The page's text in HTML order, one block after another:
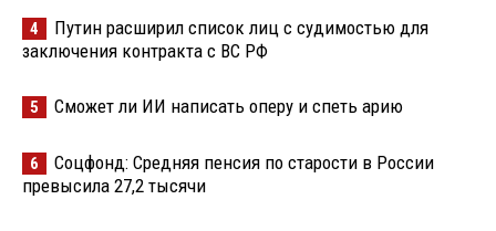
4
Путин расширил список лиц с судимостью для
заключения контракта с ВС РФ
5 Сможет ли ИИ написать оперу и спеть арию
6
Соцфонд: Средняя пенсия по старости в России
превысила 27,2 тысячи